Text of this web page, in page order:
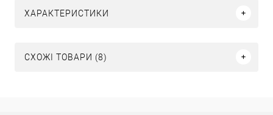
ХАРАКТЕРИСТИКИ
СХОЖІ ТОВАРИ (8)